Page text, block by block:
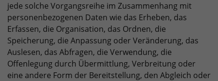
jede solche Vorgangsreihe im Zusammenhang mit
personenbezogenen Daten wie das Erheben, das
Erfassen, die Organisation, das Ordnen, die
Speicherung, die Anpassung oder Veränderung, das
Auslesen, das Abfragen, die Verwendung, die
Offenlegung durch Übermittlung, Verbreitung oder
eine andere Form der Bereitstellung, den Abgleich oder